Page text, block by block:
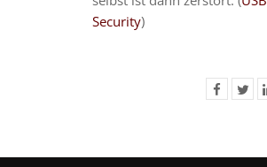
Security)